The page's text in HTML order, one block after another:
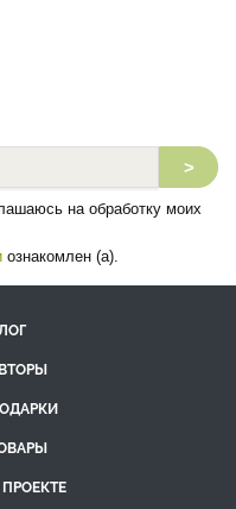
>
на обработку моих
ознакомлен (а).